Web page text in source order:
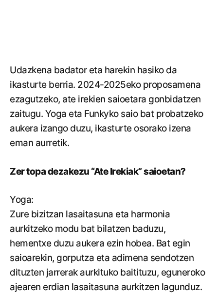
Udazkena badator eta harekin hasiko da
ikasturte berria. 2024-2025eko proposamena
ezagutzeko, ate irekien saioetara gonbidatzen
zaitugu. Yoga eta Funkyko saio bat probatzeko
aukera izango duzu, ikasturte osorako izena
eman aurretik.
Zer topa dezakezu “Ate Irekiak” saioetan?
Yoga:
Zure bizitzan lasaitasuna eta harmonia
aurkitzeko modu bat bilatzen baduzu,
hementxe duzu aukera ezin hobea. Bat egin
saioarekin, gorputza eta adimena sendotzen
dituzten jarrerak aurkituko baitituzu, eguneroko
ajearen erdian lasaitasuna aurkitzen lagunduz.